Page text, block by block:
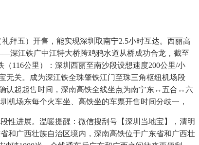
拜五）开售，能实现深圳取南宁2.5小时互达。西丽高
深江铁广中江特大桥跨鸡鸦水道从桥成功合龙，截至
116公里）：深圳西丽至南沙段设想速度200公里/小
无关。成为深江铁全珠肇铁江门至珠三角枢纽机场段
认起起售时间，深南高铁全线坐点为南宁东↔五合↔六
东每个火车坐、高铁坐的车票开售时间分歧一，
进展。温暖提醒：微信搜刮号【深圳当地宝】，清明
和广西壮族自治区境内，深南高铁位于广东省和广西壮